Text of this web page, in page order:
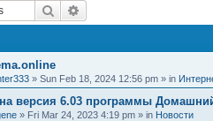
Search
» Sun Feb 18, 2024 12:56 pm » in
версия 6.03 программы
» Fri Mar 24, 2023 4:19 pm » in Новости